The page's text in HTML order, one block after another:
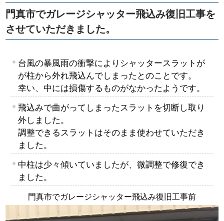
門真市でガレージシャッター飛込み復旧工事を
させていただきました。
台風の暴風雨の衝撃によりシャッタースラットが
が柱から外れ飛込んでしまったとのことです。
幸い、中には損傷するものがなかったようです。
飛込みで曲がってしまったスラットを切断し取り
外しました。
調整できるスラットはそのまま使わせていただき
ました。
中柱は少々傾いていましたが、微調整で修復でき
ました。
門真市でガレージシャッター飛込み復旧工事前